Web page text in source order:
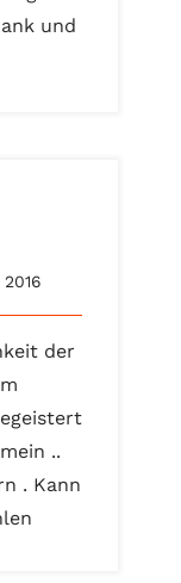
und
der
..
. Kann